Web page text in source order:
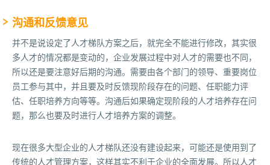
沟通和反馈意见
并不是说设定了人才梯队方案之后，就完全不能进行修改，其实很
多人才的情况都是变动的，企业发展过程中对人才的需要也不同，
所以还是要注意好后期的沟通。需要由各个部门的领导、重要岗位
员工参与其中，并且要及时反馈现阶段存在的问题、任职能力评
估、任职培养方向等等。沟通后如果确定现阶段的人才培养存在问
题，那么也要及时进行人才培养方案的调整。
现在很多大型企业的人才梯队还没有建设起来，可能还是使用到了
传统的人才管理方案，这样其实不利于企业的全面发展。所以人才